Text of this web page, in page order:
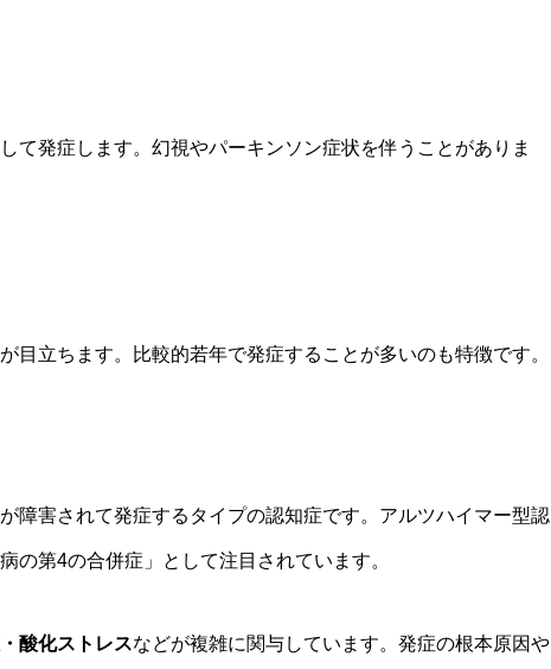
て発症します。幻視やパーキンソン症状を伴うことがありま
立ちます。比較的若年で発症することが多いのも特徴です。
障害されて発症するタイプの認知症です。アルツハイマー型認
の第4の合併症」として注目されています。
酸化ストレスなどが複雑に関与しています。発症の根本原因や